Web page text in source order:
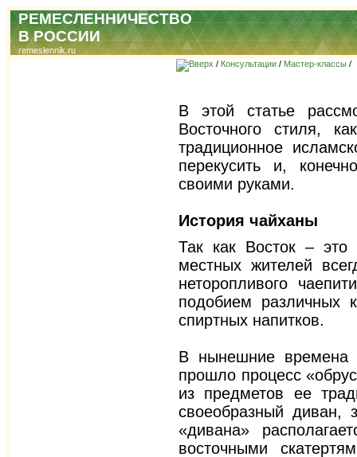
РЕМЕСЛЕННИЧЕСТВО
В РОССИИ
remeslennik.ru
/ Консультации / Мастер-классы /
В этой статье
Восточного стиля,
традиционное
перекусить и,
своими руками.
История чайханы
Так как Восток – это
местных жителей
неторопливого
подобием различных
спиртных напитков.
В нынешние времена
прошло процесс
из предметов ее
своеобразный диван,
«дивана»
восточными